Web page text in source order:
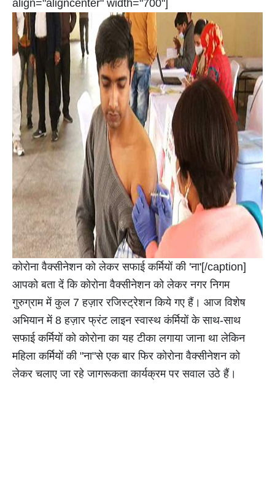
align="aligncenter" width="700"]
कोरोना वैक्सीनेशन को लेकर सफाई कर्मियों की 'ना'[/caption]
आपको बता दें कि कोरोना वैक्सीनेशन को लेकर नगर निगम
गुरुग्राम में कुल 7 हज़ार रजिस्ट्रेशन किये गए हैं। आज विशेष
अभियान में 8 हज़ार फ्रंट लाइन स्वास्थ कंर्मियों के साथ-साथ
सफाई कर्मियों को कोरोना का यह टीका लगाया जाना था लेकिन
महिला कर्मियों की "ना"से एक बार फिर कोरोना वैक्सीनेशन को
लेकर चलाए जा रहे जागरूकता कार्यक्रम पर सवाल उठे हैं।